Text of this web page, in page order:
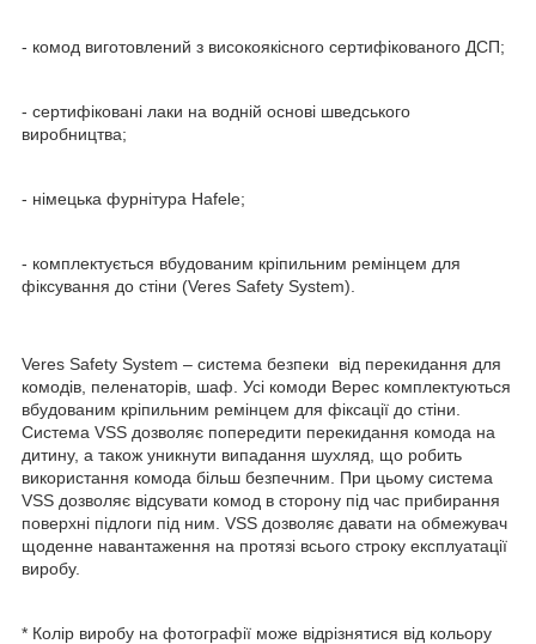
- комод виготовлений з високоякісного сертифікованого ДСП;
- сертифіковані лаки на водній основі шведського
виробництва;
- німецька фурнітура Hafele;
- комплектується вбудованим кріпильним ремінцем для
фіксування до стіни (Veres Safety System).
Veres Safety System – система безпеки від перекидання для
комодів, пеленаторів, шаф. Усі комоди Верес комплектуються
вбудованим кріпильним ремінцем для фіксації до стіни.
Система VSS дозволяє попередити перекидання комода на
дитину, а також уникнути випадання шухляд, що робить
використання комода більш безпечним. При цьому система
VSS дозволяє відсувати комод в сторону під час прибирання
поверхні підлоги під ним. VSS дозволяє давати на обмежувач
щоденне навантаження на протязі всього строку експлуатації
виробу.
* Колір виробу на фотографії може відрізнятися від кольору